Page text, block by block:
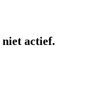
niet actief.